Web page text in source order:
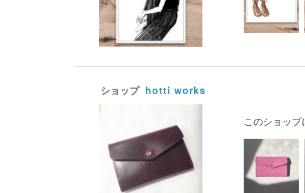
ショップ hotti works
このショッ